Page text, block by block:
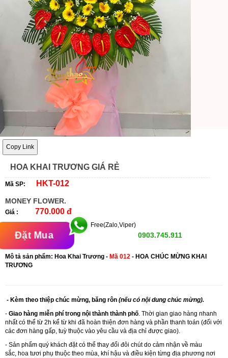
Copy Link
HOA KHAI TRƯƠNG GIÁ RẺ
Mã SP: HKT-012
MONEY FLOWER.
Giá : 770.000 đ
Đặt Mua
Free(Zalo,Viper)
0903.745.911
Mô tả sản phẩm: Hoa Khai Trương - Mã 012 - HOA CHÚC MỪNG KHAI
TRƯƠNG
- Kèm theo thiệp chúc mừng, băng rôn (nếu có nội dung chúc mừng).
- Giao hàng miễn phí trong nội thành thành phố. Thời gian giao hàng nhanh
nhất có thể từ 2h kể từ khi đã hoàn thiện đơn hàng và phần thanh toán (đối với
các đơn hàng gấp, tuỳ thuộc vào yêu cầu và địa chỉ được giao).
- Sản phẩm quý khách đặt có thể thay đổi đôi chút do cảm nhận về màu
sắc, hoa tươi phụ thuộc theo mùa, khí hậu và điều kiện từng địa phương nơi